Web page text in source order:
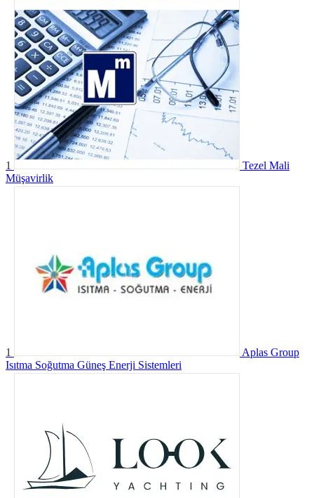
1
Tezel Mali
Müşavirlik
1
Aplas Group
Isıtma Soğutma Güneş Enerji Sistemleri